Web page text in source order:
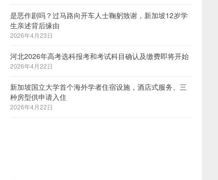
是恶作剧吗？过马路向开车人士鞠躬致谢，新加坡12岁学
生亲述背后缘由
2026年4月23日
河北2026年高考选科报考和考试科目确认及缴费即将开始
2026年4月22日
新加坡国立大学首个海外学者住宿设施，酒店式服务、三
种房型供申请入住
2026年4月22日